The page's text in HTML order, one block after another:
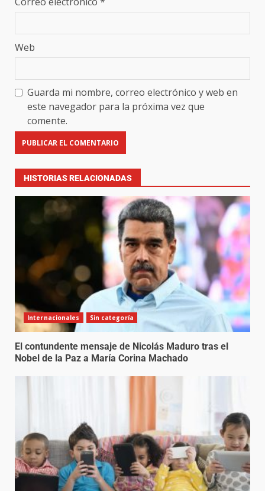
Web
Guarda mi nombre, correo electrónico y web en
este navegador para la próxima vez que
comente.
HISTORIAS RELACIONADAS
Internacionales Sin categoría
El contundente mensaje de Nicolás Maduro tras el
Nobel de la Paz a María Corina Machado